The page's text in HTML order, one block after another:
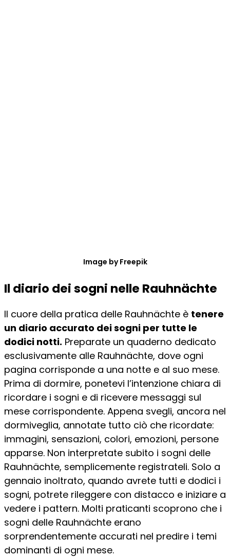
Image by Freepik
Il diario dei sogni nelle Rauhnächte
Il cuore della pratica delle Rauhnächte è tenere
un diario accurato dei sogni per tutte le
dodici notti. Preparate un quaderno dedicato
esclusivamente alle Rauhnächte, dove ogni
pagina corrisponde a una notte e al suo mese.
Prima di dormire, ponetevi l’intenzione chiara di
ricordare i sogni e di ricevere messaggi sul
mese corrispondente. Appena svegli, ancora nel
dormiveglia, annotate tutto ciò che ricordate:
immagini, sensazioni, colori, emozioni, persone
apparse. Non interpretate subito i sogni delle
Rauhnächte, semplicemente registrateli. Solo a
gennaio inoltrato, quando avrete tutti e dodici i
sogni, potrete rileggere con distacco e iniziare a
vedere i pattern. Molti praticanti scoprono che i
sogni delle Rauhnächte erano
sorprendentemente accurati nel predire i temi
dominanti di ogni mese.